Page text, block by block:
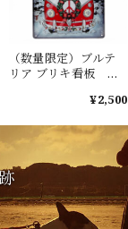
（数量限定）ブルテ
リア ブリキ看板
¥2,500